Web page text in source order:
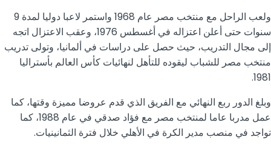
ولعب الراحل مع منتخب مصر عام 1968 واستمر لاعبا دوليا لمدة 9
سنوات حتى أعلن اعتزاله في أغسطس 1976، وعقب الاعتزال اتجه
إلى مجال التدريب، حيث حصل على دراسات في ألمانيا، وتولى تدريب
منتخب مصر للشباب ليقوده للتأهل لنهائيات كأس العالم بأستراليا
1981.
وبلغ الدور ربع النهائي مع الفريق الذي قدم عروضا مميزة وقتها، كما
عمل مدربا عاما لمنتخب مصر مع فؤاد صدقي في عام 1988، كما
تواجد في منصب مدير الكرة في الأهلي خلال فترة الثمانينيات.